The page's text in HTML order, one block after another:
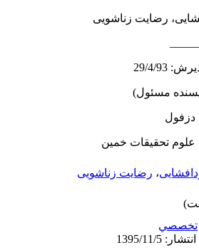
رضایت زناشویی
، رضایت زناشویی
تخصصي